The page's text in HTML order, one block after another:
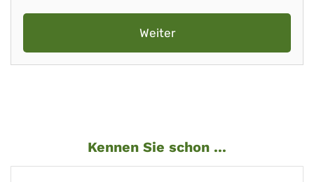
Weiter
Kennen Sie schon ...